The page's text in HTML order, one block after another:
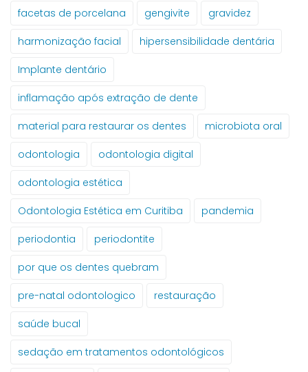
facetas de porcelana gengivite gravidez
harmonização facial hipersensibilidade dentária
Implante dentário
inflamação após extração de dente
material para restaurar os dentes microbiota oral
odontologia odontologia digital
odontologia estética
Odontologia Estética em Curitiba pandemia
periodontia periodontite
por que os dentes quebram
pre-natal odontologico restauração
saúde bucal
sedação em tratamentos odontológicos